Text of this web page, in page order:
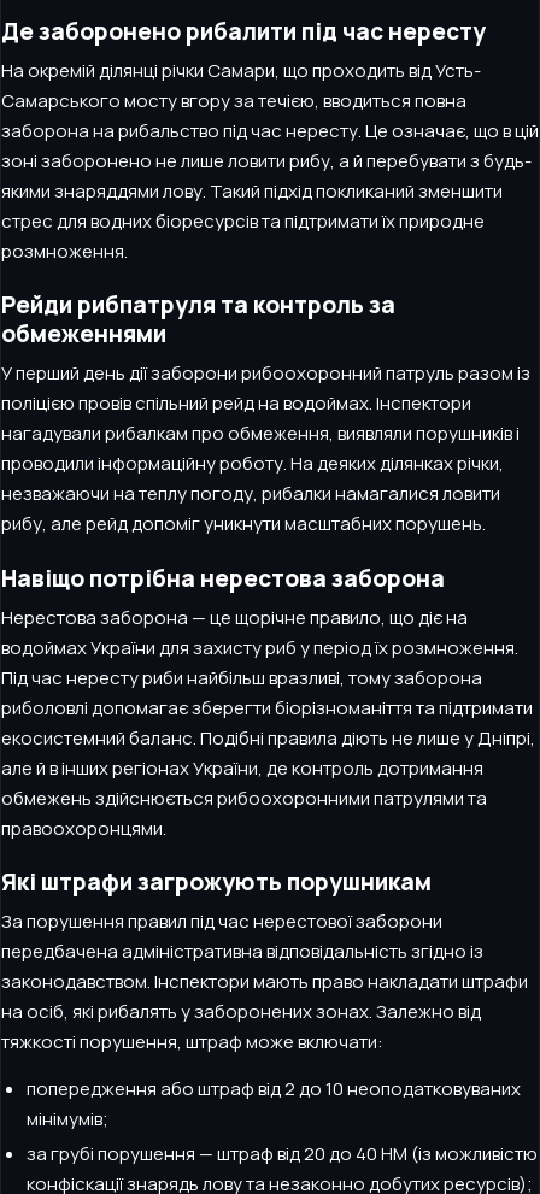
Де заборонено рибалити під час нересту
На окремій ділянці річки Самари, що проходить від Усть-
Самарського мосту вгору за течією, вводиться повна
заборона на рибальство під час нересту. Це означає, що в цій
зоні заборонено не лише ловити рибу, а й перебувати з будь-
якими знаряддями лову. Такий підхід покликаний зменшити
стрес для водних біоресурсів та підтримати їх природне
розмноження.
Рейди рибпатруля та контроль за
обмеженнями
У перший день дії заборони рибоохоронний патруль разом із
поліцією провів спільний рейд на водоймах. Інспектори
нагадували рибалкам про обмеження, виявляли порушників і
проводили інформаційну роботу. На деяких ділянках річки,
незважаючи на теплу погоду, рибалки намагалися ловити
рибу, але рейд допоміг уникнути масштабних порушень.
Навіщо потрібна нерестова заборона
Нерестова заборона — це щорічне правило, що діє на
водоймах України для захисту риб у період їх розмноження.
Під час нересту риби найбільш вразливі, тому заборона
риболовлі допомагає зберегти біорізноманіття та підтримати
екосистемний баланс. Подібні правила діють не лише у Дніпрі,
але й в інших регіонах України, де контроль дотримання
обмежень здійснюється рибоохоронними патрулями та
правоохоронцями.
Які штрафи загрожують порушникам
За порушення правил під час нерестової заборони
передбачена адміністративна відповідальність згідно із
законодавством. Інспектори мають право накладати штрафи
на осіб, які рибалять у заборонених зонах. Залежно від
тяжкості порушення, штраф може включати:
попередження або штраф від 2 до 10 неоподатковуваних
мінімумів;
за грубі порушення — штраф від 20 до 40 НМ (із можливістю
конфіскації знарядь лову та незаконно добутих ресурсів);